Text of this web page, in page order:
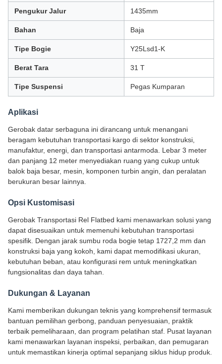
Pengukur Jalur 1435mm
Bahan Baja
Tipe Bogie Y25Lsd1-K
Berat Tara 31 T
Tipe Suspensi Pegas Kumparan
Aplikasi
Gerobak datar serbaguna ini dirancang untuk menangani
beragam kebutuhan transportasi kargo di sektor konstruksi,
manufaktur, energi, dan transportasi antarmoda. Lebar 3 meter
dan panjang 12 meter menyediakan ruang yang cukup untuk
balok baja besar, mesin, komponen turbin angin, dan peralatan
berukuran besar lainnya.
Opsi Kustomisasi
Gerobak Transportasi Rel Flatbed kami menawarkan solusi yang
dapat disesuaikan untuk memenuhi kebutuhan transportasi
spesifik. Dengan jarak sumbu roda bogie tetap 1727,2 mm dan
konstruksi baja yang kokoh, kami dapat memodifikasi ukuran,
kebutuhan beban, atau konfigurasi rem untuk meningkatkan
fungsionalitas dan daya tahan.
Dukungan & Layanan
Kami memberikan dukungan teknis yang komprehensif termasuk
bantuan pemilihan gerbong, panduan penyesuaian, praktik
terbaik pemeliharaan, dan program pelatihan staf. Pusat layanan
kami menawarkan layanan inspeksi, perbaikan, dan pemugaran
untuk memastikan kinerja optimal sepanjang siklus hidup produk.